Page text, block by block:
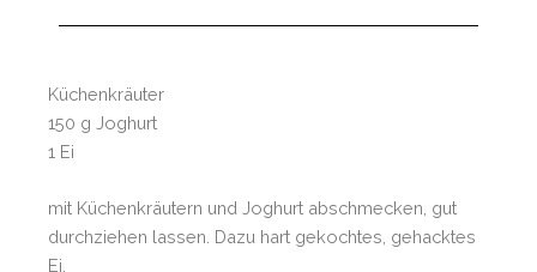
Küchenkräuter
150 g Joghurt
1 Ei
mit Küchenkräutern und Joghurt abschmecken, gut
durchziehen lassen. Dazu hart gekochtes, gehacktes
Ei.